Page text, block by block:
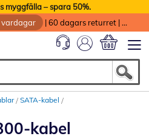
myggfälla – spara 50%.
vardagar |60 dagars returret |
SATA-kabel
kabel